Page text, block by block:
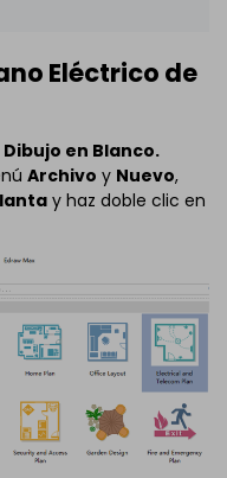
Eléctrico de
Dibujo en Blanco.
Archivo y Nuevo,
y haz doble clic en